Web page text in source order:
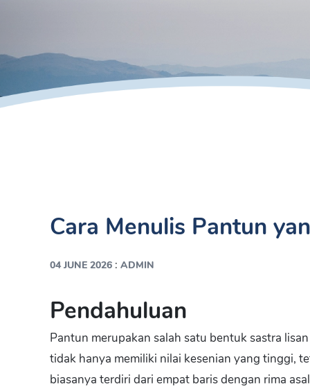
Cara Menulis Pantun
04 JUNE 2026 : ADMIN
Pendahuluan
Pantun merupakan salah satu bentuk sastra
tidak hanya memiliki nilai kesenian yang tinggi,
biasanya terdiri dari empat baris dengan rima